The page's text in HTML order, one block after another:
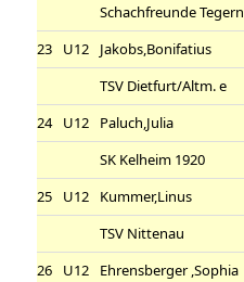
Schachfreunde Tegern
23
U12 Jakobs,Bonifatius
TSV Dietfurt/Altm. e
24
U12 Paluch,Julia
SK Kelheim 1920
25
U12 Kummer,Linus
TSV Nittenau
26
U12 Ehrensberger ,Sophia